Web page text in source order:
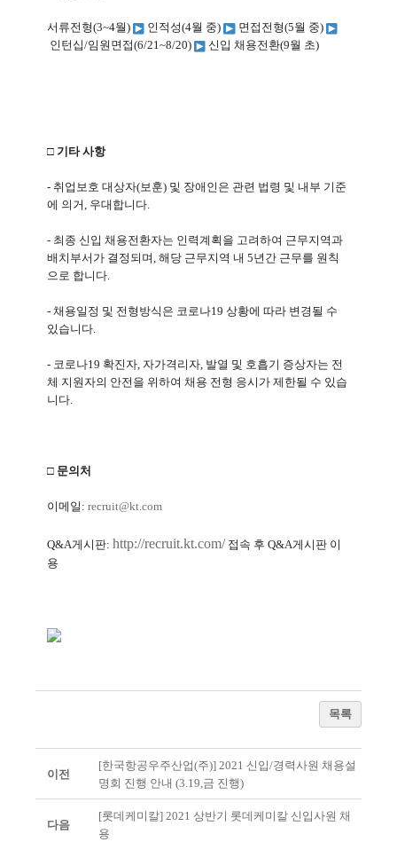
서류전형(3~4월) 인적성(4월 중) 면접전형(5월 중)
인턴십/임원면접(6/21~8/20) 신입 채용전환(9월 초)
□ 기타 사항
- 취업보호 대상자(보훈) 및 장애인은 관련 법령 및 내부 기준
에 의거, 우대합니다.
- 최종 신입 채용전환자는 인력계획을 고려하여 근무지역과
배치부서가 결정되며, 해당 근무지역 내 5년간 근무를 원칙
으로 합니다.
- 채용일정 및 전형방식은 코로나19 상황에 따라 변경될 수
있습니다.
- 코로나19 확진자, 자가격리자, 발열 및 호흡기 증상자는 전
체 지원자의 안전을 위하여 채용 전형 응시가 제한될 수 있습
니다.
□ 문의처
이메일 : recruit@kt.com
Q&A게시판: http://recruit.kt.com/ 접속 후 Q&A게시판 이
용
목록
이전
[한국항공우주산업(주)] 2021 신입/경력사원 채용설
명회 진행 안내 (3.19,금 진행)
다음
[롯데케미칼] 2021 상반기 롯데케미칼 신입사원 채
용